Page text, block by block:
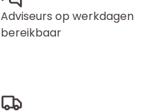
Adviseurs op werkdagen
bereikbaar